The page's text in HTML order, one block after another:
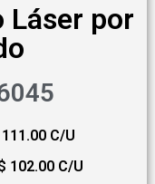
Láser por
C/U
102.00 C/U